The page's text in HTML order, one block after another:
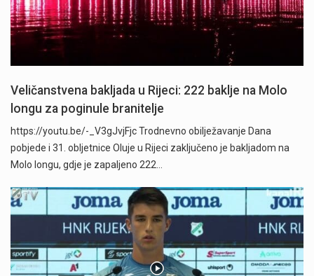
Veličanstvena bakljada u Rijeci: 222 baklje na Molo
longu za poginule branitelje
https://youtu.be/-_V3gJvjFjc Trodnevno obilježavanje Dana
pobjede i 31. obljetnice Oluje u Rijeci zaključeno je bakljadom na
Molo longu, gdje je zapaljeno 222…